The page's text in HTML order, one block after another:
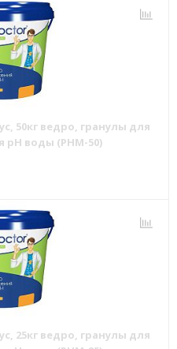
50кг ведро, гранулы для
воды (PHM-50)
25кг ведро, гранулы для